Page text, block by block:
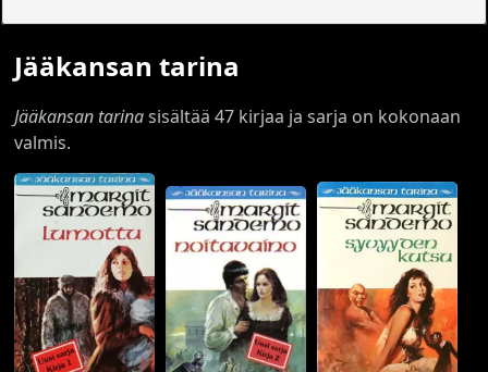
Jääkansan tarina
Jääkansan tarinasisältää 47 kirjaa ja sarja on kokonaan
valmis.